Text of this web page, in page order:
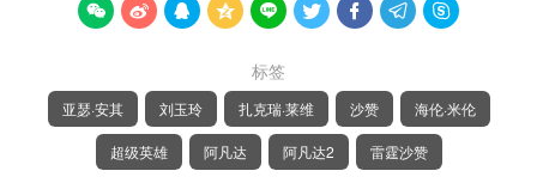
        
标签
亚瑟·安其 刘玉玲 扎克瑞·莱维 沙赞 海伦·米伦
超级英雄 阿凡达 阿凡达2 雷霆沙赞